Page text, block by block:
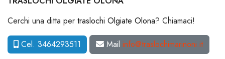
Cerchi una ditta per traslochi Olgiate Olona? Chiamaci!
Cel. 3464293511 Mail info@traslochimarinoni.it